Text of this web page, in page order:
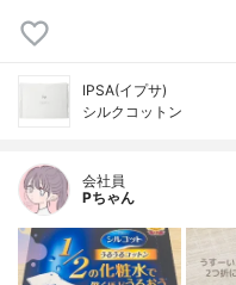
IPSA(イプサ)
シルクコットン
会社員
Pちゃん